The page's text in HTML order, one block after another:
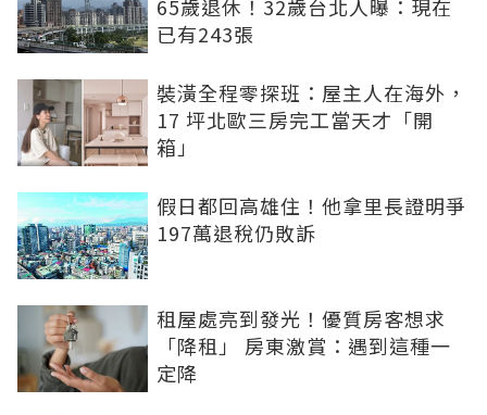
65歲退休！32歲台北人曝：現在
已有243張
裝潢全程零探班：屋主人在海外，
17 坪北歐三房完工當天才「開
箱」
假日都回高雄住！他拿里長證明爭
197萬退稅仍敗訴
租屋處亮到發光！優質房客想求
「降租」 房東激賞：遇到這種一
定降